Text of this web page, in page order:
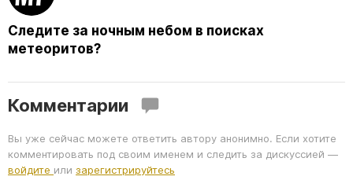
Следите за ночным небом в поисках
метеоритов?
Комментарии
Вы уже сейчас можете ответить автору анонимно. Если хотите
комментировать под своим именем и следить за дискуссией —
войдите или зарегистрируйтесь